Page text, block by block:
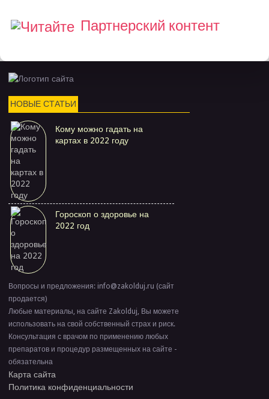
Партнерский контент
НОВЫЕ СТАТЬИ
Кому можно гадать на
картах в 2022 году
Гороскоп о здоровье на
2022 год
Вопросы и предложения: info@zakolduj.ru (сайт
продается)
Любые материалы, на сайте Zakolduj, Вы можете
использовать на свой собственный страх и риск.
Консультация с врачом по применению любых
препаратов и процедур размещенных на сайте -
обязательна
Карта сайта
Политика конфиденциальности